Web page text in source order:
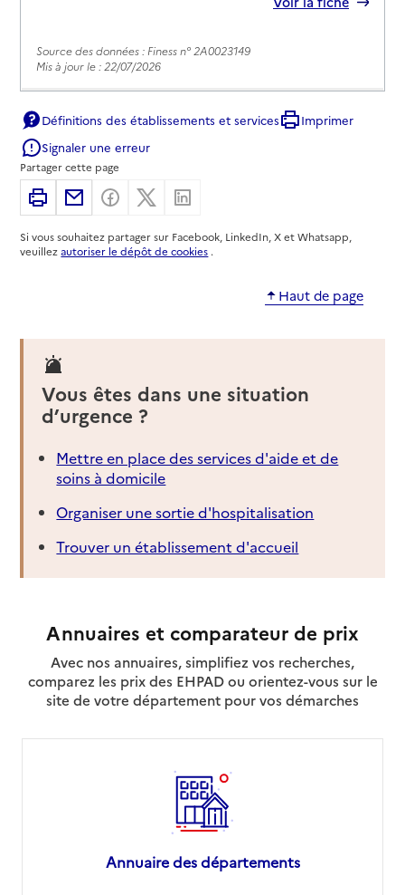
Source des données : Finess n° 2A0023149
Mis à jour le : 22/07/2026
Aiutu In Casa
Adresse
15 avenue colonel Colonna d'Ornano - Résidence
Triana local LC24 RDC
20000- Ajaccio
07 89 63 92 78
Contact
Voir la fiche
Mis à jour le : 22/07/2026
Service autonomie à domicile (aide)
Amapa
Adresse
8 cours du Général Leclerc
20000-Ajaccio
04 95 20 22 24
Contact
Mis à jour le : 23/07/2026
Service autonomie à domicile (aide)
Amapa
13 carrughju Jean Jaurès
20137-Porto-Vecchio
Source des données : Finess n° 2A0004297
Définitions des établissements et services
Imprimer
Signaler une erreur
Partager cette page
ImprimerPartager par email
Partager sur Facebook
Partager sur X
Si vous souhaitez partager sur Facebook, LinkedIn, X et Whatsapp,
veuillezautoriser le dépôt de cookies .
Haut de page
Vous êtes dans une situation
d’urgence ?
Mettre en place des services d'aide et de
soins à domicile
Organiser une sortie d'hospitalisation
Trouver un établissement d'accueil
Annuaires et comparateur de prix
Avec nos annuaires, simplifiez vos recherches,
comparez les prix des EHPAD ou orientez-vous sur le
site de votre département pour vos démarches
Annuaire des départements